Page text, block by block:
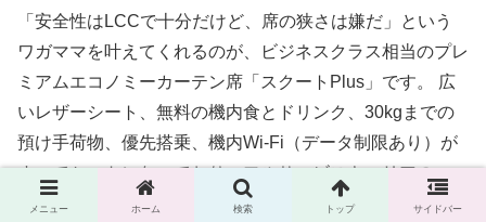
「安全性はLCCで十分だけど、席の狭さは嫌だ」という
ワガママを叶えてくれるのが、ビジネスクラス相当のプレ
ミアムエコノミーカーテン席「スクートPlus」です。 広
いレザーシート、無料の機内食とドリンク、30kgまでの
預け手荷物、優先搭乗、機内Wi-Fi（データ制限あり）が
すべてセットになっており、フルサービスキャリアのエコ
ノミークラス並みの価格で乗ることができます。
メニュー ホーム 検索 トップ サイドバー